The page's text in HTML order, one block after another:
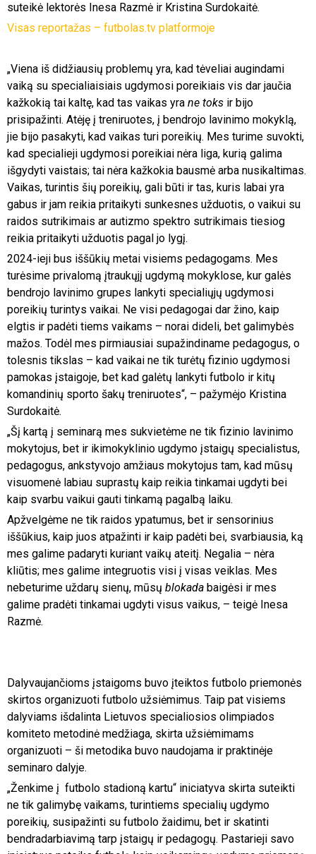
suteikė lektorės Inesa Razmė ir Kristina Surdokaitė.
Visas reportažas – futbolas.tv platformoje
„Viena iš didžiausių problemų yra, kad tėveliai augindami
vaiką su specialiaisiais ugdymosi poreikiais vis dar jaučia
kažkokią tai kaltę, kad tas vaikas yra ne toks ir bijo
prisipažinti. Atėję į treniruotes, į bendrojo lavinimo mokyklą,
jie bijo pasakyti, kad vaikas turi poreikių. Mes turime suvokti,
kad specialieji ugdymosi poreikiai nėra liga, kurią galima
išgydyti vaistais; tai nėra kažkokia bausmė arba nusikaltimas.
Vaikas, turintis šių poreikių, gali būti ir tas, kuris labai yra
gabus ir jam reikia pritaikyti sunkesnes užduotis, o vaikui su
raidos sutrikimais ar autizmo spektro sutrikimais tiesiog
reikia pritaikyti užduotis pagal jo lygį.
2024-ieji bus iššūkių metai visiems pedagogams. Mes
turėsime privalomą įtraukųjį ugdymą mokyklose, kur galės
bendrojo lavinimo grupes lankyti specialiųjų ugdymosi
poreikių turintys vaikai. Ne visi pedagogai dar žino, kaip
elgtis ir padėti tiems vaikams – norai dideli, bet galimybės
mažos. Todėl mes pirmiausiai supažindiname pedagogus, o
tolesnis tikslas – kad vaikai ne tik turėtų fizinio ugdymosi
pamokas įstaigoje, bet kad galėtų lankyti futbolo ir kitų
komandinių sporto šakų treniruotes“, – pažymėjo Kristina
Surdokaitė.
„Šį kartą į seminarą mes sukvietėme ne tik fizinio lavinimo
mokytojus, bet ir ikimokyklinio ugdymo įstaigų specialistus,
pedagogus, ankstyvojo amžiaus mokytojus tam, kad mūsų
visuomenė labiau suprastų kaip reikia tinkamai ugdyti bei
kaip svarbu vaikui gauti tinkamą pagalbą laiku.
Apžvelgėme ne tik raidos ypatumus, bet ir sensorinius
iššūkius, kaip juos atpažinti ir kaip padėti bei, svarbiausia, ką
mes galime padaryti kuriant vaikų ateitį. Negalia – nėra
kliūtis; mes galime integruotis visi į visas veiklas. Mes
nebeturime uždarų sienų, mūsų blokada baigėsi ir mes
galime pradėti tinkamai ugdyti visus vaikus, – teigė Inesa
Razmė.
Dalyvaujančioms įstaigoms buvo įteiktos futbolo priemonės
skirtos organizuoti futbolo užsiėmimus. Taip pat visiems
dalyviams išdalinta Lietuvos specialiosios olimpiados
komiteto metodinė medžiaga, skirta užsiėmimams
organizuoti – ši metodika buvo naudojama ir praktinėje
seminaro dalyje.
„Ženkime į futbolo stadioną kartu“ iniciatyva skirta suteikti
ne tik galimybę vaikams, turintiems specialių ugdymo
poreikių, susipažinti su futbolo žaidimu, bet ir skatinti
bendradarbiavimą tarp įstaigų ir pedagogų. Pastarieji savo